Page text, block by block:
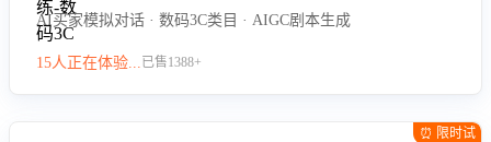
AI买家模拟对话 · 数码3C类目 · AIGC剧本生成
15人正在体验...已售1388+
⏰ 限时试